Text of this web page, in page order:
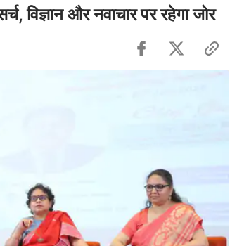
विज्ञान और नवाचार पर रहेगा जोर